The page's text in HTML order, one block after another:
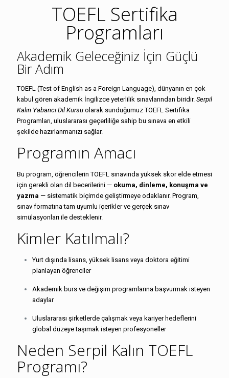
TOEFL Sertifika
Programları
Akademik Geleceğiniz İçin Güçlü
Bir Adım
TOEFL (Test of English as a Foreign Language), dünyanın en çok
kabul gören akademik İngilizce yeterlilik sınavlarından biridir. Serpil
Kalın Yabancı Dil Kursu olarak sunduğumuz TOEFL Sertifika
Programları, uluslararası geçerliliğe sahip bu sınava en etkili
şekilde hazırlanmanızı sağlar.
Programın Amacı
Bu program, öğrencilerin TOEFL sınavında yüksek skor elde etmesi
için gerekli olan dil becerilerini — okuma, dinleme, konuşma ve
yazma — sistematik biçimde geliştirmeye odaklanır. Program,
sınav formatına tam uyumlu içerikler ve gerçek sınav
simülasyonları ile desteklenir.
Kimler Katılmalı?
Yurt dışında lisans, yüksek lisans veya doktora eğitimi
planlayan öğrenciler
Akademik burs ve değişim programlarına başvurmak isteyen
adaylar
Uluslararası şirketlerde çalışmak veya kariyer hedeflerini
global düzeye taşımak isteyen profesyoneller
Neden Serpil Kalın TOEFL
Programı?